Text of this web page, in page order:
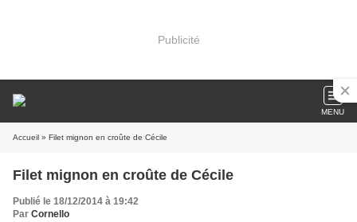
Publicité
MENU
Accueil » Filet mignon en croûte de Cécile
Filet mignon en croûte de Cécile
Publié le 18/12/2014 à 19:42
Par Cornello